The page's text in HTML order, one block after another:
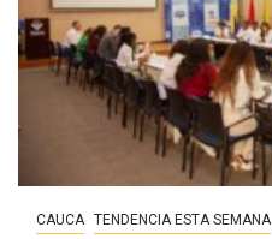
CAUCA TENDENCIA ESTA SEMANA